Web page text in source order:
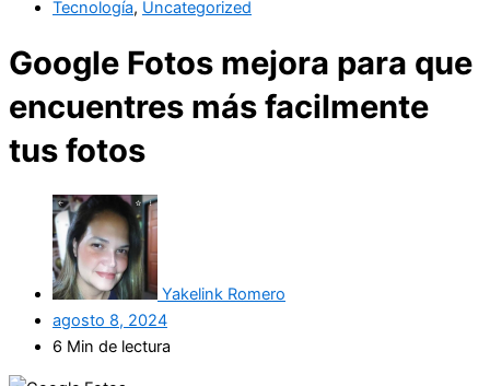
Tecnología, Uncategorized
Google Fotos mejora para que
encuentres más facilmente
tus fotos
Yakelink Romero
agosto 8, 2024
6 Min de lectura